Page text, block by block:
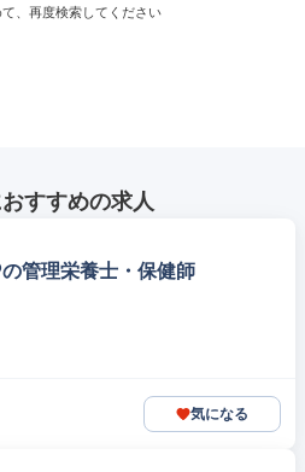
、再度検索してください
すすめの求人
管理栄養士・保健師
気になる